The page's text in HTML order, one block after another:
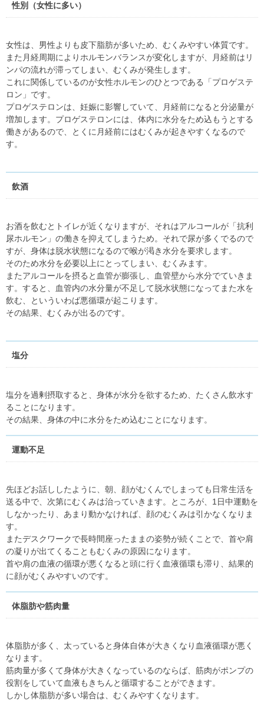
性別（女性に多い）
女性は、男性よりも皮下脂肪が多いため、むくみやすい体質です。
また月経周期によりホルモンバランスが変化しますが、月経前はリ
ンパの流れが滞ってしまい、むくみが発生します。
これに関係しているのが女性ホルモンのひとつである「プロゲステ
ロン」です。
プロゲステロンは、妊娠に影響していて、月経前になると分泌量が
増加します。プロゲステロンには、体内に水分をため込もうとする
働きがあるので、とくに月経前にはむくみが起きやすくなるので
す。
飲酒
お酒を飲むとトイレが近くなりますが、それはアルコールが「抗利
尿ホルモン」の働きを抑えてしまうため。それで尿が多くでるので
すが、身体は脱水状態になるので喉が渇き水分を要求します。
そのため水分を必要以上にとってしまい、むくみます。
またアルコールを摂ると血管が膨張し、血管壁から水分でていきま
す。すると、血管内の水分量が不足して脱水状態になってまた水を
飲む、といういわば悪循環が起こります。
その結果、むくみが出るのです。
塩分
塩分を過剰摂取すると、身体が水分を欲するため、たくさん飲水す
ることになります。
その結果、身体の中に水分をため込むことになります。
運動不足
先ほどお話ししたように、朝、顔がむくんでしまっても日常生活を
送る中で、次第にむくみは治っていきます。ところが、1日中運動を
しなかったり、あまり動かなければ、顔のむくみは引かなくなりま
す。
またデスクワークで長時間座ったままの姿勢が続くことで、首や肩
の凝りが出てくることもむくみの原因になります。
首や肩の血液の循環が悪くなると頭に行く血液循環も滞り、結果的
に顔がむくみやすいのです。
体脂肪や筋肉量
体脂肪が多く、太っていると身体自体が大きくなり血液循環が悪く
なります。
筋肉量が多くて身体が大きくなっているのならば、筋肉がポンプの
役割をしていて血液もきちんと循環することができます。
しかし体脂肪が多い場合は、むくみやすくなります。